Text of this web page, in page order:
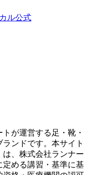
ル公式
が運営する足・靴・
ンドです。本サイト
、株式会社ランナー
定める講習・基準に基